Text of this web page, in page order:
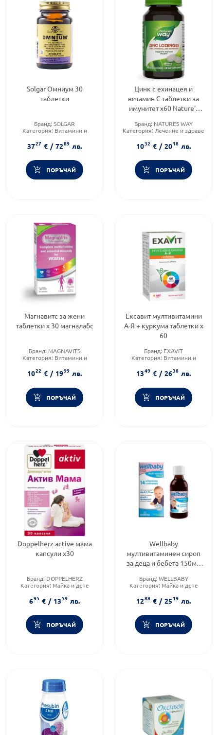
Solgar Омниум 30
таблетки
Бранд: SOLGAR
Категория: Витамини и
Форма на продукта: таблетки
3727 € / 7289 лв.
ПОРЪЧАЙ
Цинк с ехинацея и
витамин С таблетки за
имунитет х60 Nature's
Бранд: NATURES WAY
Категория: Лечение и здраве
сублингвални таблетки
1032 € / 2018 лв.
ПОРЪЧАЙ
Магнавитс за жени
таблетки х 30 магналабс
Бранд: MAGNAVITS
Категория: Витамини и
Форма на продукта: таблетки
1022 € / 1999 лв.
ПОРЪЧАЙ
Ексавит мултивитамини
А-Я + куркума таблетки х
60
Бранд: EXAVIT
Категория: Витамини и
Форма на продукта: таблетки
1349 € / 2638 лв.
ПОРЪЧАЙ
Doppelherz active мама
капсули х30
Бранд: DOPPELHERZ
Категория: Майка и дете
695 € / 1359 лв.
ПОРЪЧАЙ
Wellbaby
мултивитаминен сироп
за деца и бебета 150мл
Бранд: WELLBABY
Категория: Майка и дете
1288 € / 2519 лв.
ПОРЪЧАЙ